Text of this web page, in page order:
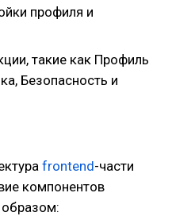
профиля и
такие как Профиль
Безопасность и
frontend-части
компонентов